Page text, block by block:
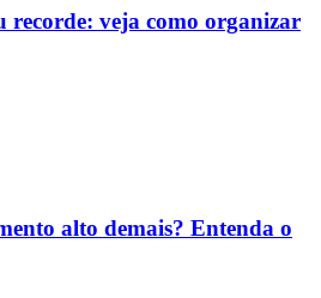
recorde: veja como organizar
alto demais? Entenda o